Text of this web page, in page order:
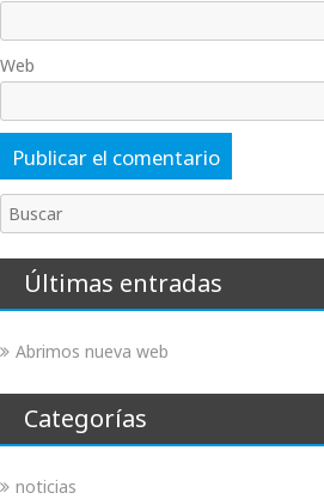
Web
Buscar
Últimas entradas
Abrimos nueva web
Categorías
noticias